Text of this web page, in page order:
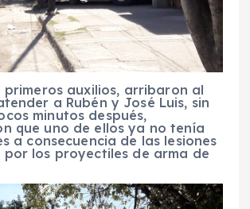
primeros auxilios, arribaron al
a Rubén y José Luis, sin
minutos después,
que uno de ellos ya no tenía
a consecuencia de las lesiones
los proyectiles de arma de